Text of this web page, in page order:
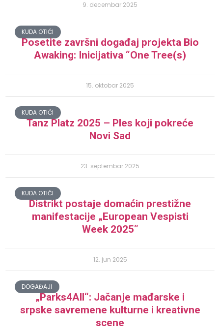
9. decembar 2025
KUDA OTIĆI
Posetite završni događaj projekta Bio
Awaking: Inicijativa “One Tree(s)
15. oktobar 2025
KUDA OTIĆI
Tanz Platz 2025 – Ples koji pokreće
Novi Sad
23. septembar 2025
KUDA OTIĆI
Distrikt postaje domaćin prestižne
manifestacije „European Vespisti
Week 2025“
12. jun 2025
DOGAĐAJI
„Parks4All“: Jačanje mađarske i
srpske savremene kulturne i kreativne
scene